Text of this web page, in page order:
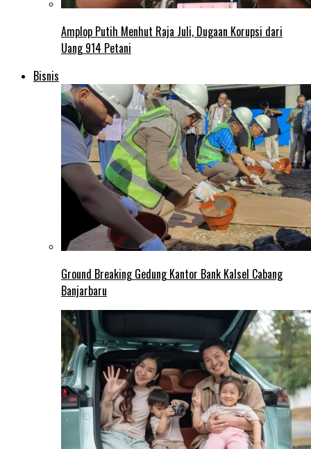
Amplop Putih Menhut Raja Juli, Dugaan Korupsi dari
Uang 914 Petani
Bisnis
Ground Breaking Gedung Kantor Bank Kalsel Cabang
Banjarbaru